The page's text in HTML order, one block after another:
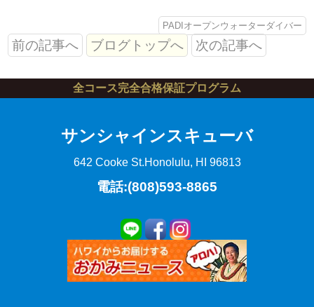
PADIオープンウォーターダイバー
前の記事へ ブログトップへ 次の記事へ
全コース完全合格保証プログラム
サンシャインスキューバ
642 Cooke St.Honolulu, HI 96813
電話:(808)593-8865